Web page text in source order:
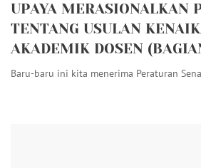
UPAYA MERASIONALKAN
TENTANG USULAN
AKADEMIK DOSEN
Baru-baru ini kita menerima Peraturan